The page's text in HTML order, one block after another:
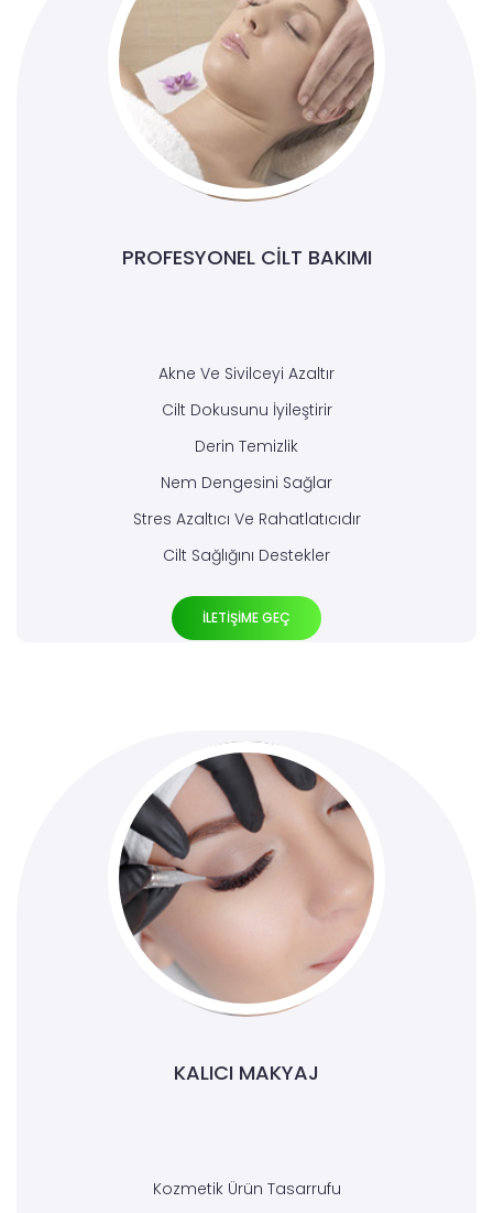
PROFESYONEL CILT BAKIMI
Akne Ve Sivilceyi Azaltır
Cilt Dokusunu İyileştirir
Derin Temizlik
Nem Dengesini Sağlar
Stres Azaltıcı Ve Rahatlatıcıdır
Cilt Sağlığını Destekler
İLETİŞİME GEÇ
KALICI MAKYAJ
Kozmetik Ürün Tasarrufu